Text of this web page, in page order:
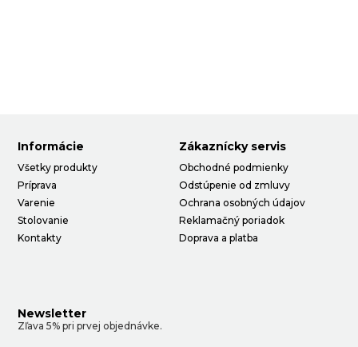
Informácie
Všetky produkty
Príprava
Varenie
Stolovanie
Kontakty
Zákaznícky servis
Obchodné podmienky
Odstúpenie od zmluvy
Ochrana osobných údajov
Reklamačný poriadok
Doprava a platba
Newsletter
Zľava 5% pri prvej objednávke.